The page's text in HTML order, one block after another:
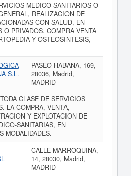
MEDICO SANITARIOS O
REALIZACION DE
CON SALUD, EN
O PRIVADOS. COMPRA VENTA
Y OSTEOSINTESIS,
S.L.
PASEO HABANA, 169,
28036, Madrid,
MADRID
CLASE DE SERVICIOS
LA COMPRA, VENTA,
Y EXPLOTACION DE
SANITARIAS, EN
MODALIDADES.
CALLE MARROQUINA,
14, 28030, Madrid,
MADRID